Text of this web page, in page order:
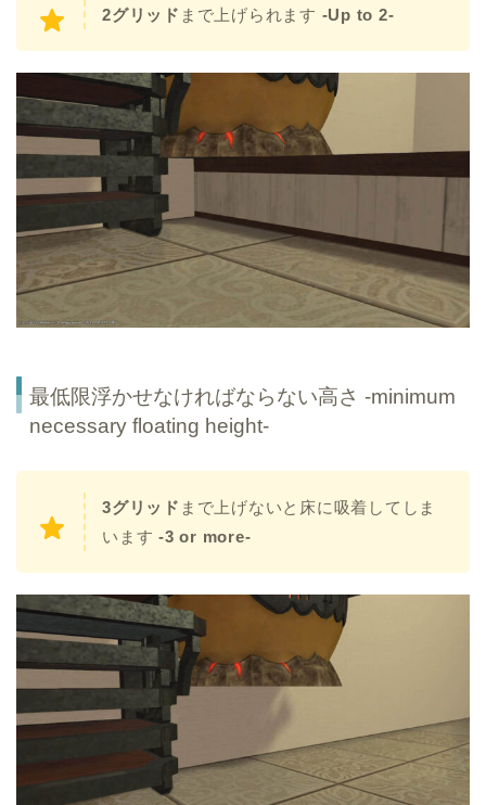
2グリッド まで上げられます -Up to 2-
最低限浮かせなければならない高さ -minimum
necessary floating height-
3グリッド まで上げないと床に吸着してしま
います-3 or more-